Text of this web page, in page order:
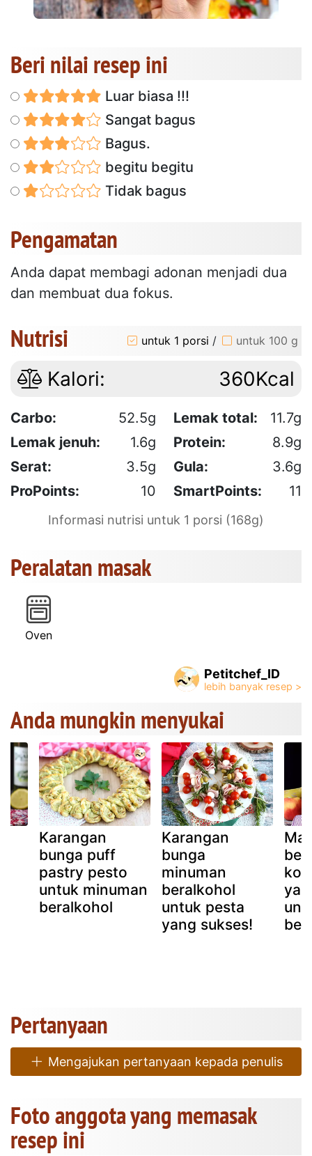
Beri nilai resep ini
Luar biasa !!!
Sangat bagus
Bagus.
begitu begitu
Tidak bagus
Pengamatan
Anda dapat membagi adonan menjadi dua
dan membuat dua fokus.
Nutrisi untuk 1 porsi / untuk 100 g
Kalori: 360Kcal
Carbo: 52.5g Lemak total:
11.7g
Lemak jenuh:
1.6g Protein:
8.9g
Serat:
3.5g Gula:
3.6g
ProPoints:
10 SmartPoints: 11
Informasi nutrisi untuk 1 porsi (168g)
Peralatan masak
Oven
Petitchef_ID
Anda mungkin menyukai
Karangan
bunga puff
pastry pesto
untuk minuman
beralkohol
Karangan
bunga
minuman
beralkohol
untuk pesta
yang sukses!
Pertanyaan
Mengajukan pertanyaan kepada penulis
Foto anggota yang memasak
resep ini